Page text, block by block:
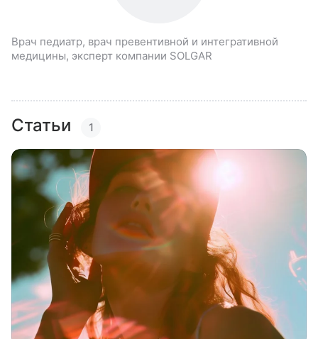
Врач педиатр, врач превентивной и интегративной
медицины, эксперт компании SOLGAR
Статьи 1